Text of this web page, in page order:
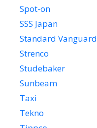
Spot-on
SSS Japan
Standard Vanguard
Strenco
Studebaker
Sunbeam
Taxi
Tekno